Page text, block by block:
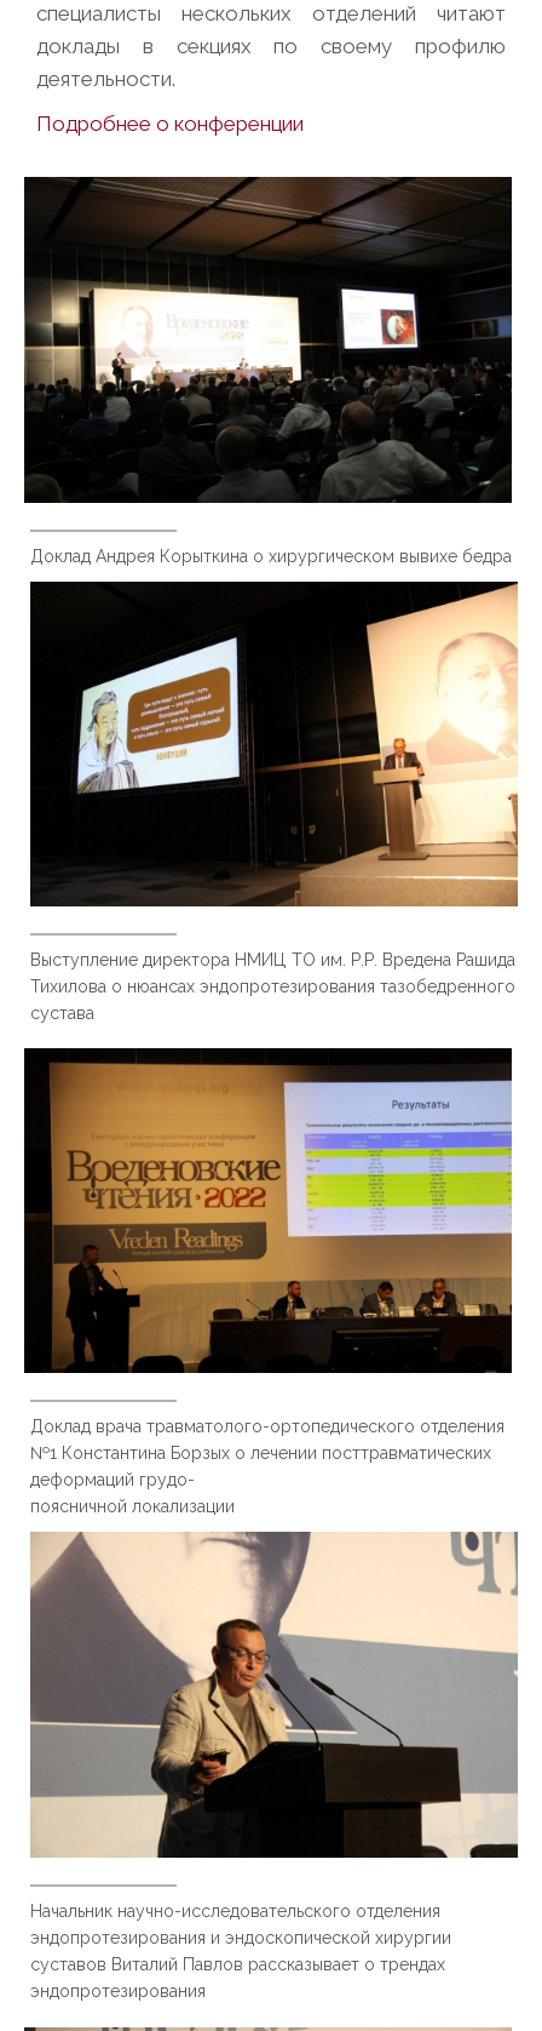
специалисты нескольких отделений читают
доклады в секциях по своему профилю
деятельности.
Подробнее о конференции
Доклад Андрея Корыткина о хирургическом вывихе бедра
Выступление директора НМИЦ ТО им. Р.Р. Вредена Рашида
Тихилова о нюансах эндопротезирования тазобедренного
сустава
Доклад врача травматолого-ортопедического отделения
№1 Константина Борзых о лечении посттравматических
деформаций грудо-
поясничной локализации
Начальник научно-исследовательского отделения
эндопротезирования и эндоскопической хирургии
суставов Виталий Павлов рассказывает о трендах
эндопротезирования